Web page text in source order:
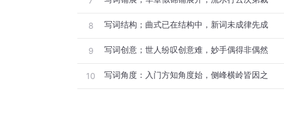
8 写词结构；曲式已在结构中，新词未成律先成
9 写词创意；世人纷叹创意难，妙手偶得非偶然
10 写词角度：入门方知角度始，侧峰横岭皆因之